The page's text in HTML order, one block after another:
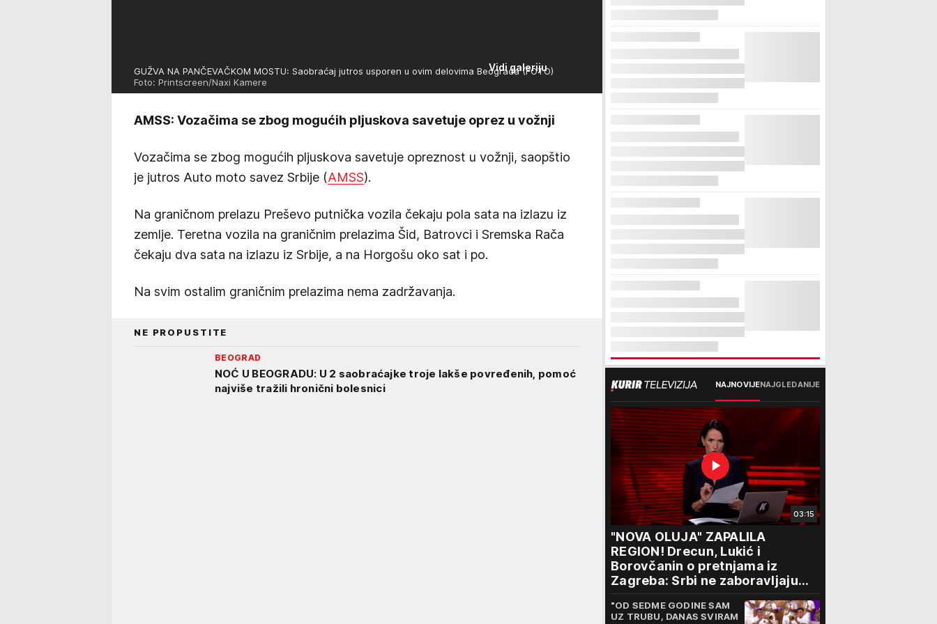
Vidi galeriju
GUŽVA NA PANČEVAČKOM MOSTU: Saobraćaj jutros usporen u ovim delovima Beograda (FOTO)
Foto: Printscreen/Naxi Kamere
AMSS: Vozačima se zbog mogućih pljuskova savetuje oprez u vožnji
Vozačima se zbog mogućih pljuskova savetuje opreznost u vožnji, saopštio
je jutros Auto moto savez Srbije (AMSS).
Na graničnom prelazu Preševo putnička vozila čekaju pola sata na izlazu iz
zemlje. Teretna vozila na graničnim prelazima Šid, Batrovci i Sremska Rača
čekaju dva sata na izlazu iz Srbije, a na Horgošu oko sat i po.
Na svim ostalim graničnim prelazima nema zadržavanja.
NE PROPUSTITE
BEOGRAD
NOĆ U BEOGRADU: U 2 saobraćajke troje lakše povređenih, pomoć
najviše tražili hronični bolesnici
NAJNOVIJENAJGLEDANIJE
03:15
"NOVA OLUJA" ZAPALILA
REGION! Drecun, Lukić i
Borovčanin o pretnjama iz
Zagreba: Srbi ne zaboravljaju
progon
"OD SEDME GODINE SAM
UZ TRUBU, DANAS SVIRAM